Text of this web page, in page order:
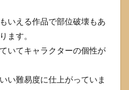
いえる作品で部位破壊もあ
ます。
いてキャラクターの個性が
い難易度に仕上がっていま